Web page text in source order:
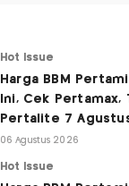
Hot Issue
Harga BBM
Ini, Cek
Pertalite 7
06 Agustus 2026
Hot Issue